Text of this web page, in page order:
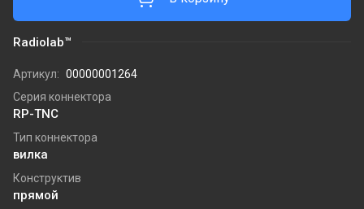
Radiolab™
Артикул: 00000001264
Серия коннектора
RP-TNC
Тип коннектора
вилка
Конструктив
прямой